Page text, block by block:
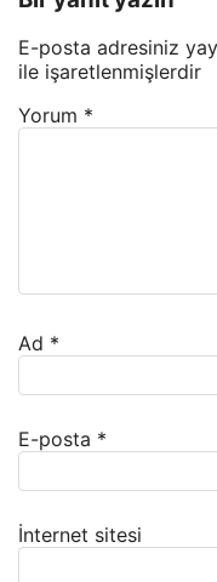
E-posta adresiniz
ile işaretlenmişlerdir
Yorum *
Ad *
E-posta *
İnternet sitesi